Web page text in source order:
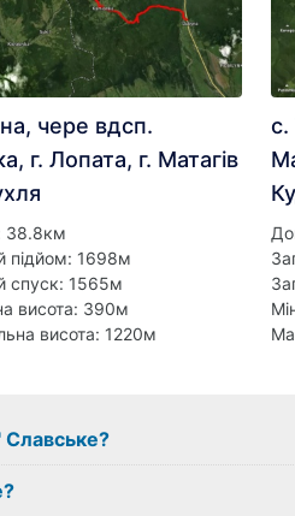
чере вдсп.
г. Лопата, г. Матагів
38.8км
підйом: 1698м
спуск: 1565м
висота: 390м
висота: 1220м
с.
Славське?